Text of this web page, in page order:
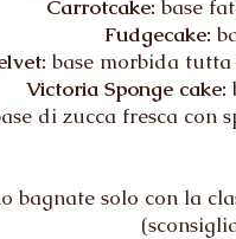
Carrotcake: base
Fudgecake:
base morbida
Victoria Sponge cake:
di zucca fresca con
bagnate solo con la